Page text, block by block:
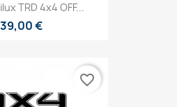
TRD 4x4 OFF...
39,00 €
favorite_border